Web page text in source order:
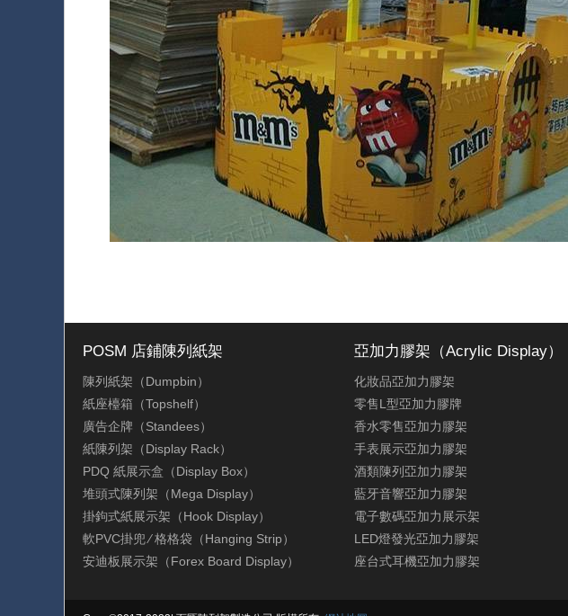
POSM 店鋪陳列紙架
陳列紙架（Dumpbin）
紙座檯箱（Topshelf）
廣告企牌（Standees）
紙陳列架（Display Rack）
PDQ 紙展示盒（Display Box）
堆頭式陳列架（Mega Display）
掛鉤式紙展示架（Hook Display）
軟PVC掛兜 ∕ 格格袋（Hanging Strip）
安迪板展示架（Forex Board Display）
亞加力膠架（Acrylic Display）
化妝品亞加力膠架
零售L型亞加力膠牌
香水零售亞加力膠架
手表展示亞加力膠架
酒類陳列亞加力膠架
藍牙音響亞加力膠架
電子數碼亞加力展示架
LED燈發光亞加力膠架
座台式耳機亞加力膠架